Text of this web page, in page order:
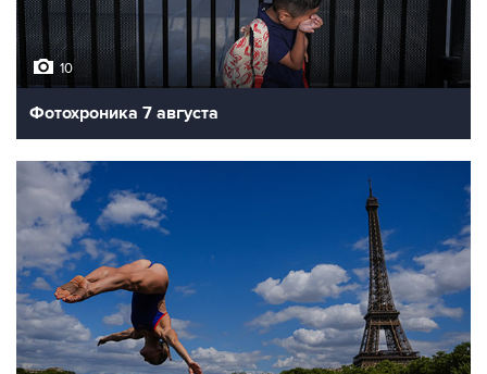
10
Фотохроника 7 августа